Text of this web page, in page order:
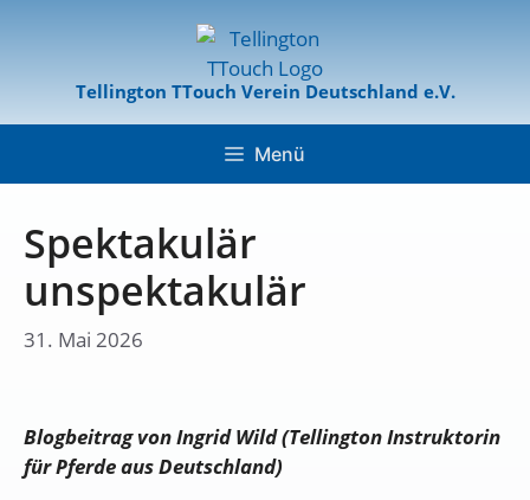
Tellington TTouch Verein Deutschland e.V.
Menü
Spektakulär
unspektakulär
31. Mai 2026
Blogbeitrag von Ingrid Wild (Tellington Instruktorin
für Pferde aus Deutschland)